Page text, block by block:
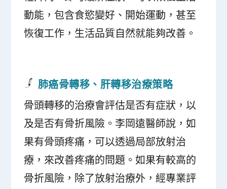
動能，包含食慾變好、開始運動，甚至
恢復工作，生活品質自然就能夠改善。
肺癌骨轉移、肝轉移治療策略
骨頭轉移的治療會評估是否有症狀，以
及是否有骨折風險。李岡遠醫師說，如
果有骨頭疼痛，可以透過局部放射治
療，來改善疼痛的問題。如果有較高的
骨折風險，除了放射治療外，經專業評